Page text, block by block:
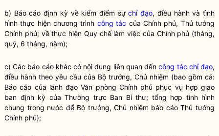
b) Báo cáo định kỳ về kiểm điểm sựchỉ đạo, điều hành và tình
hình thực hiện chương trình công tác của Chính phủ, Thủ tướng
Chính phủ; về thực hiện Quy chếlàm việc của Chính phủ (tháng,
quý, 6 tháng, năm);
c) Các báo cáo khác có nội dung liên quan đếncông tác chỉ đạo,
điều hành theo yêu cầu của Bộ trưởng, Chủ nhiệm (bao gồm cả:
Báo cáo của lãnh đạo Văn phòng Chính phủ phục vụ hợp giao
ban định kỳ của Thường trực Ban Bí thư; tổng hợp tình hình
chung trong nước để Bộ trưởng, Chủ nhiệm báo cáo Thủ tướng
Chính phủ);